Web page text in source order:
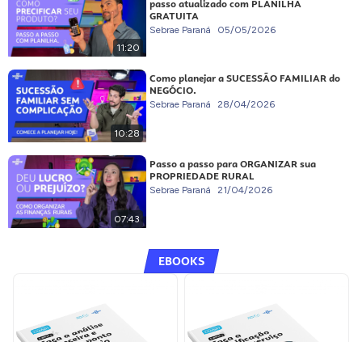
11:20
passo atualizado com PLANILHA
GRATUITA
Sebrae Paraná 05/05/2026
10:28
Como planejar a SUCESSÃO FAMILIAR do
NEGÓCIO.
Sebrae Paraná 28/04/2026
07:43
Passo a passo para ORGANIZAR sua
PROPRIEDADE RURAL
Sebrae Paraná 21/04/2026
EBOOKS